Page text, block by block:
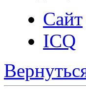
Сайт
ICQ